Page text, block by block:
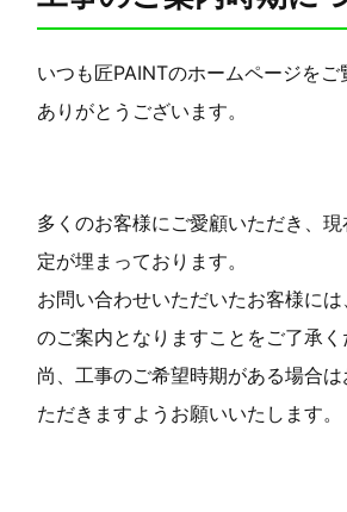
いつも匠PAINTのホームページを
ありがとうございます。
多くのお客様にご愛顧いただき、
定が埋まっております。
お問い合わせいただいたお客様に
のご案内となりますことをご了承く
尚、工事のご希望時期がある場合
ただきますようお願いいたします。